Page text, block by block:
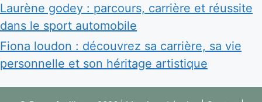
Laurène godey : parcours, carrière et réussite
dans le sport automobile
Fiona loudon : découvrez sa carrière, sa vie
personnelle et son héritage artistique